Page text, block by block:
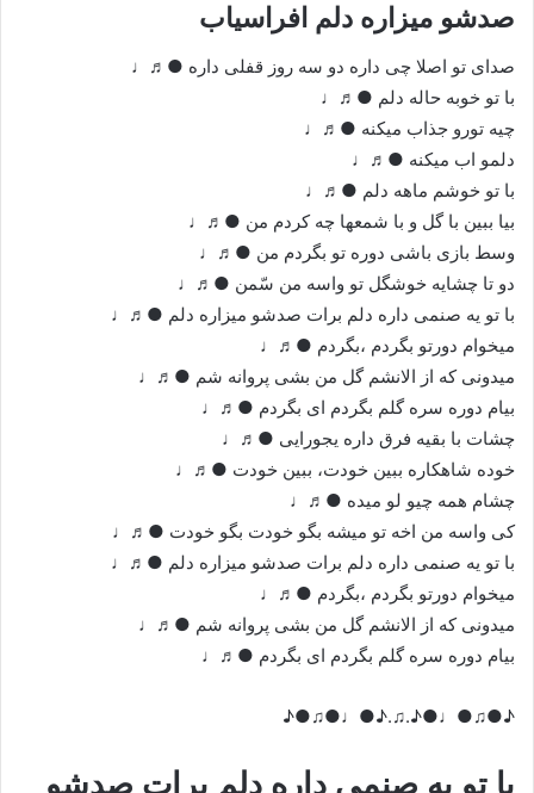
صدشو میزاره دلم افراسیاب
صدای تو اصلا چی داره دو سه روز قفلی داره ●♬♩
با تو خوبه حاله دلم ●♬♩
چیه تورو جذاب میکنه ●♬♩
دلمو اب میکنه ●♬♩
با تو خوشم ماهه دلم ●♬♩
بیا ببین با گل و با شمعها چه کردم من ●♬♩
وسط بازی باشی دوره تو بگردم من ●♬♩
دو تا چشایه خوشگل تو واسه من سّمن ●♬♩
با تو یه صنمی داره دلم برات صدشو میزاره دلم ●♬♩
میخوام دورتو بگردم ،بگردم ●♬♩
میدونی که از الانشم گل من بشی پروانه شم ●♬♩
بیام دوره سره گلم بگردم ای بگردم ●♬♩
چشات با بقیه فرق داره یجورایی ●♬♩
خوده شاهکاره ببین خودت، ببین خودت ●♬♩
چشام همه چیو لو میده ●♬♩
کی واسه من اخه تو میشه بگو خودت بگو خودت ●♬♩
با تو یه صنمی داره دلم برات صدشو میزاره دلم ●♬♩
میخوام دورتو بگردم ،بگردم ●♬♩
میدونی که از الانشم گل من بشی پروانه شم ●♬♩
بیام دوره سره گلم بگردم ای بگردم ●♬♩
♪●♫●♩●♪.♫.♪●♩●♫●♪
با تو یه صنمی داره دلم برات صدشو